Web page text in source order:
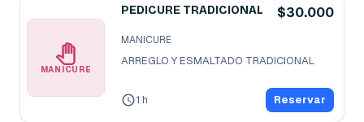
MANICURE
PEDICURE TRADICIONAL $30.000
MANICURE
ARREGLO Y ESMALTADO TRADICIONAL
1 h Reservar